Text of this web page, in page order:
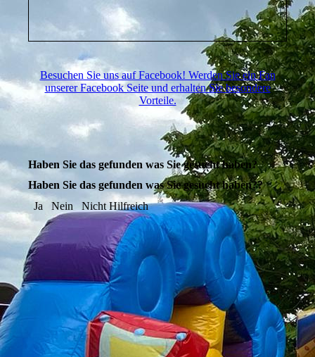
Besuchen Sie uns auf Facebook! Werden Sie ein Fan
unserer Facebook Seite und erhalten Sie besondere
Vorteile.
Haben Sie das gefunden was Sie gesucht haben?
Haben Sie das gefunden was Sie gesucht haben??
Ja
Nein Nicht Hilfreich